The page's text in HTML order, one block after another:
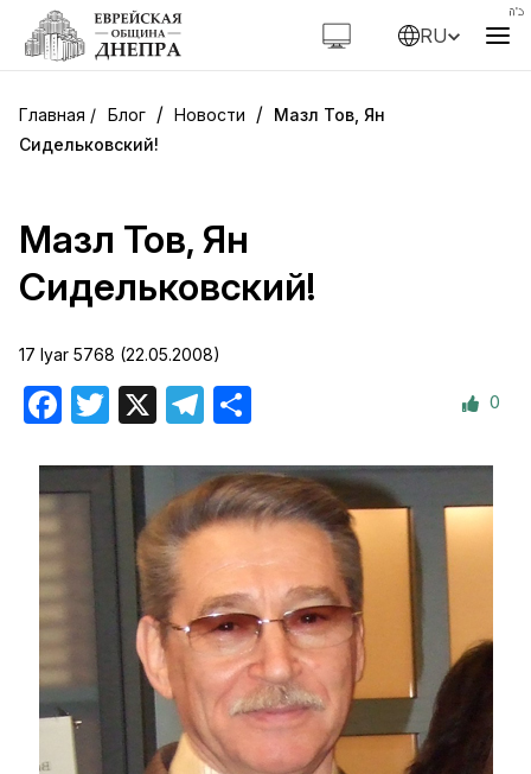
RU
Блог / Новости / Мазл Тов, Ян
Сидельковский!
Мазл Тов, Ян
Сидельковский!
17 Iyar 5768 (22.05.2008)
Facebook
Twitter Telegram 0